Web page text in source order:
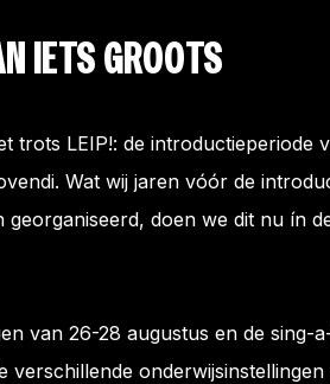
IETS GROOTS
trots LEIP!: de introductieperiode
Wat wij jaren vóór de
doen we dit nu ín
van 26-28 augustus en de sing-
verschillende onderwijsinstellingen